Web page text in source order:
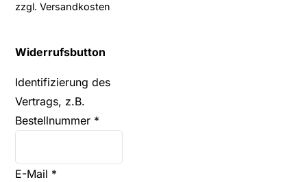
zzgl.Versandkosten
Widerrufsbutton
Identifizierung des
Vertrags, z.B.
Bestellnummer *
E-Mail *